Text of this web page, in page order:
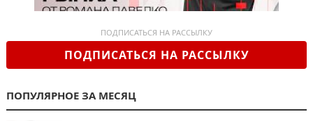
ПОДПИСАТЬСЯ НА РАССЫЛКУ
ПОДПИСАТЬСЯ НА РАССЫЛКУ
ПОПУЛЯРНОЕ ЗА МЕСЯЦ